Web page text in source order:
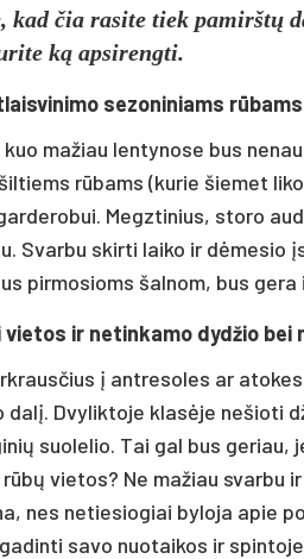
kad čia rasite tiek pamirštų
ką apsirengti.
sezoniniams rūbams
mažiau lentynose bus
rūbams (kurie šiemet
Megztinius, storo
Svarbu skirti laiko ir
pirmosioms šalnom, bus
ir netinkamo dydžio bei
į antresoles ar
Dvyliktoje klasėje nešioti
suolelio. Tai gal bus
vietos? Ne mažiau
nes netiesiogiai byloja apie
savo nuotaikos ir